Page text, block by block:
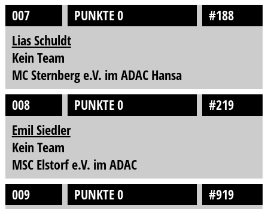
007
PUNKTE 0
#188
Lias Schuldt
Kein Team
MC Sternberg e.V. im ADAC Hansa
008
PUNKTE 0
#219
Emil Siedler
Kein Team
MSC Elstorf e.V. im ADAC
009
PUNKTE 0
#919